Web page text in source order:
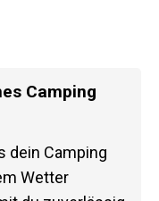
Camping
dein Camping
Wetter